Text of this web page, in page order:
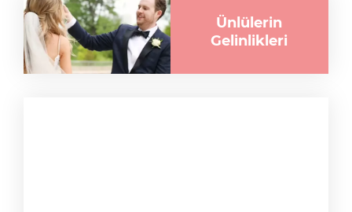
Ünlülerin
Gelinlikleri